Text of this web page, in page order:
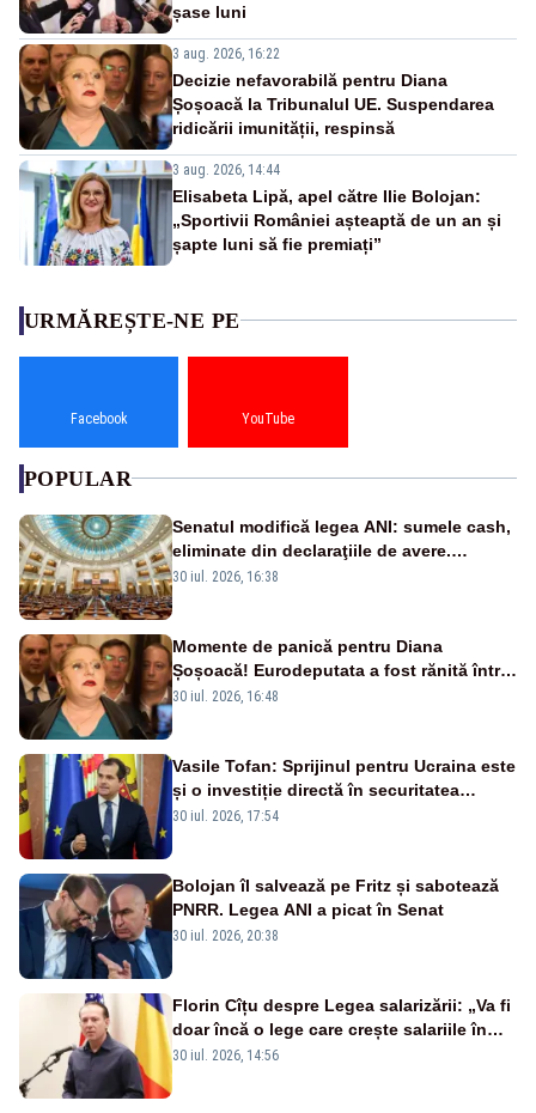
șase luni
3 aug. 2026, 16:22
Decizie nefavorabilă pentru Diana
Șoșoacă la Tribunalul UE. Suspendarea
ridicării imunității, respinsă
3 aug. 2026, 14:44
Elisabeta Lipă, apel către Ilie Bolojan:
„Sportivii României așteaptă de un an și
șapte luni să fie premiați”
URMĂREȘTE-NE PE
Facebook YouTube
POPULAR
Senatul modifică legea ANI: sumele cash,
eliminate din declaraţiile de avere.
Amendament cu impact posibil asupra lui
30 iul. 2026, 16:38
Momente de panică pentru Diana
Șoșoacă! Eurodeputata a fost rănită într-
un accident rutier
30 iul. 2026, 16:48
Vasile Tofan: Sprijinul pentru Ucraina este
și o investiție directă în securitatea
Republicii Moldova și a întregii regiuni
30 iul. 2026, 17:54
Bolojan îl salvează pe Fritz și sabotează
PNRR. Legea ANI a picat în Senat
30 iul. 2026, 20:38
Florin Cîțu despre Legea salarizării: „Va fi
doar încă o lege care crește salariile în
sectorul bugetar, dar nu este o reformă”
30 iul. 2026, 14:56